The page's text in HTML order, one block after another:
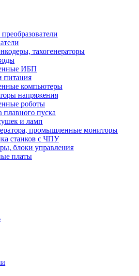
тахогенераторы
ИБП
питания
компьютеры
напряжения
роботы
плавного пуска
и ламп
промышленные мониторы
станков с ЧПУ
блоки управления
платы